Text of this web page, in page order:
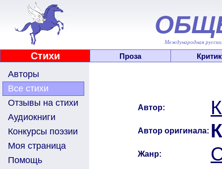
Международная
Стихи Проза
Авторы
Все стихи
Отзывы на стихи
Аудиокниги
Конкурсы поэзии
Моя страница
Помощь
Автор:
Автор оригинала:
Жанр: